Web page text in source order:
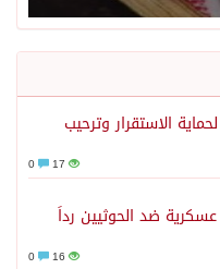
الاستقرار وترحيب
17
ضد الحوثيين رداً
16